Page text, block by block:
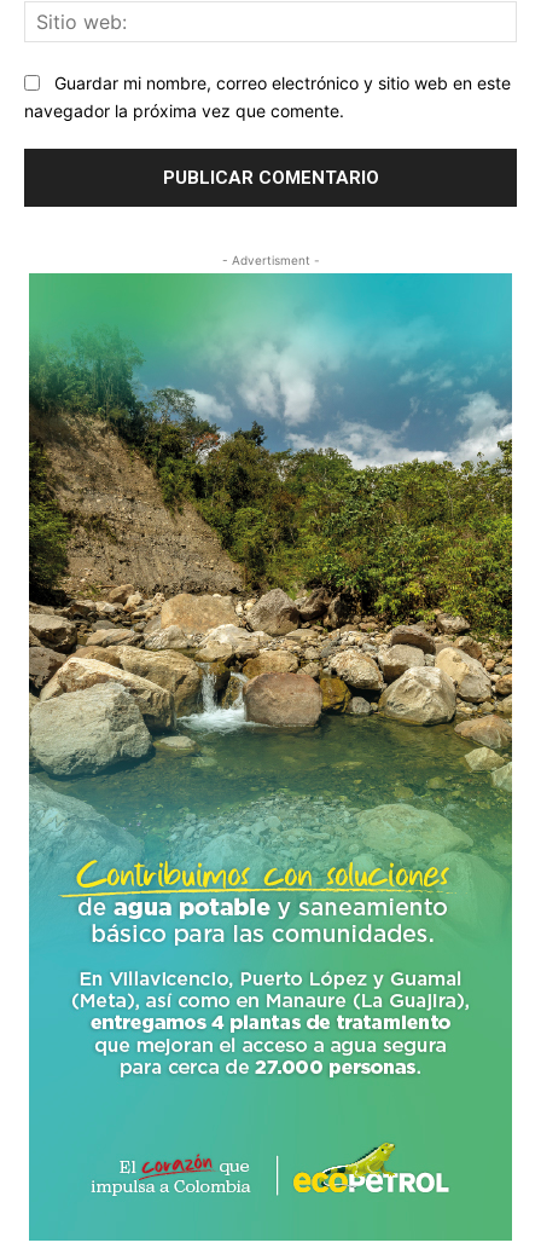
Guardar mi nombre, correo electrónico y sitio web en este
navegador la próxima vez que comente.
- Advertisment -